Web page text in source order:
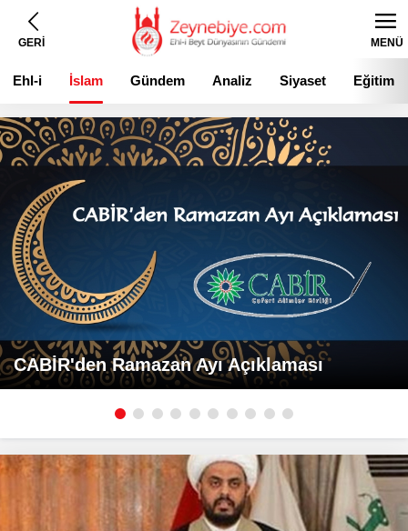
GERİ MENÜ
Ehl-i
Beyt
İslam Gündem Analiz Siyaset Eğitim
CABİR'den Ramazan Ayı Açıklaması